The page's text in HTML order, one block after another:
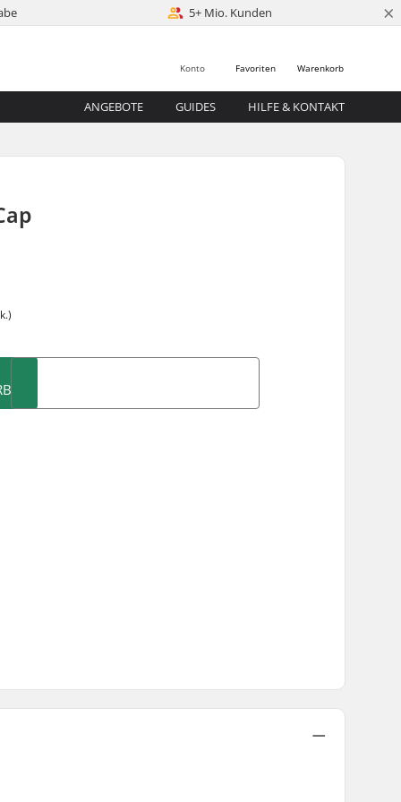
5+ Mio. Kunden ×
Warenkorb
Favoriten
Konto
ANGEBOTE GUIDES HILFE & KONTAKT